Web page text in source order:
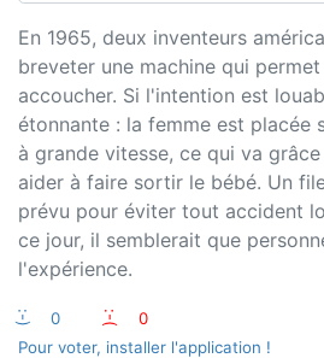
En 1965, deux inventeurs
breveter une machine qui
accoucher. Si l'intention est
étonnante : la femme est placée
à grande vitesse, ce qui va
aider à faire sortir le bébé. Un
prévu pour éviter tout accident
ce jour, il semblerait que
l'expérience.
:-) 0 :-(
0
Pour voter, installer l'application !